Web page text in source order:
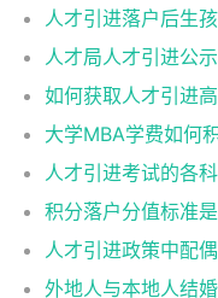
人才引进落户后生
人才局人才引进公
如何获取人才引进
大学MBA学费如何
人才引进考试的各
积分落户分值标准
人才引进政策中配
外地人与本地人结